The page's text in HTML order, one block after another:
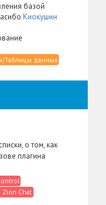
базой
Киокушин
Таблицы данных
Zion
о том, как
плагина
Zion Chat